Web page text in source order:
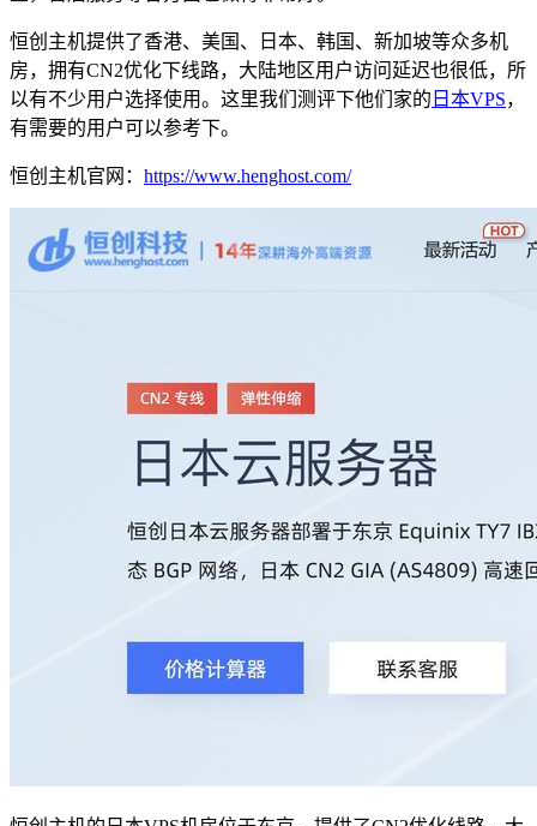
恒创主机提供了香港、美国、日本、韩国、新加坡等众多机
房，拥有CN2优化下线路，大陆地区用户访问延迟也很低，所
以有不少用户选择使用。这里我们测评下他们家的 日本VPS，
有需要的用户可以参考下。
恒创主机官网： https://www.henghost.com/